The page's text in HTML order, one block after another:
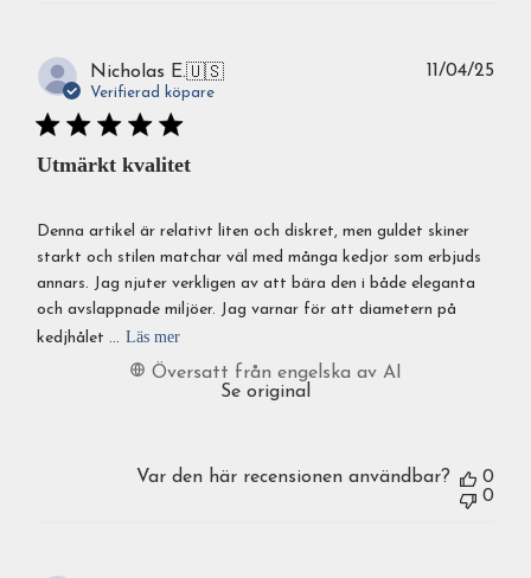
Nicholas E.🇺🇸
Verifierad köpare
Utmärkt kvalitet
Denna artikel är relativt liten och diskret, men guldet skiner
starkt och stilen matchar väl med många kedjor som erbjuds
annars. Jag njuter verkligen av att bära den i både eleganta
och avslappnade miljöer. Jag varnar för att diametern på
kedjhålet ... Läs mer
Översatt från engelska av AI
Se original
11/04/25
Var den här recensionen användbar?
0
0